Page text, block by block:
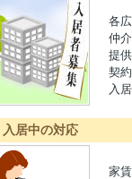
各
仲
提
契
入
入居中の対応
家